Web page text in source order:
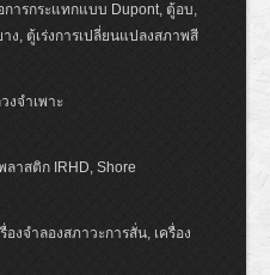
ารกระแทกแบบ Dupont, ตู้อบ,
ง, ตู้เร่งการเปลี่ยนแปลงสภาพสี
งจำเพาะ
ลาสติก IRHD, Shore
องจำลองสภาวะการสั่น, เครื่อง